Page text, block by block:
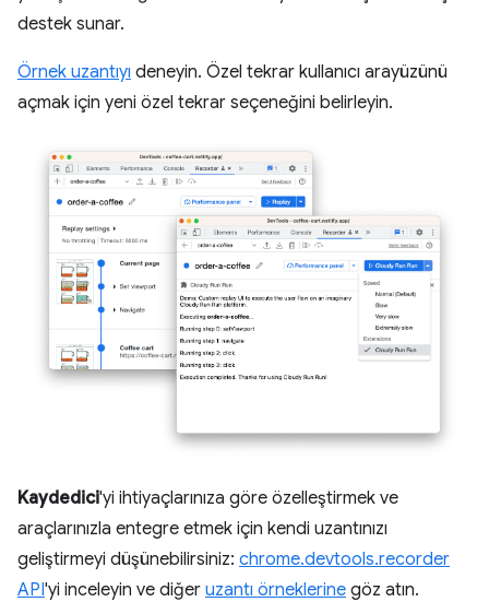
destek sunar.
Örnek uzantıyı deneyin. Özel tekrar kullanıcı arayüzünü
açmak için yeni özel tekrar seçeneğini belirleyin.
Kaydedici'yi ihtiyaçlarınıza göre özelleştirmek ve
araçlarınızla entegre etmek için kendi uzantınızı
geliştirmeyi düşünebilirsiniz: chrome.devtools.recorder
API'yi inceleyin ve diğer uzantı örneklerine göz atın.